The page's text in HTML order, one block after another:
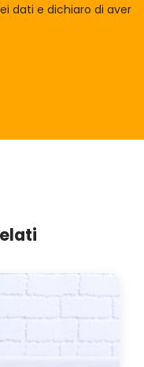
dati e dichiaro di aver